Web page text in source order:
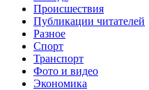
Происшествия
Публикации читателей
Разное
Спорт
Транспорт
Фото и видео
Экономика